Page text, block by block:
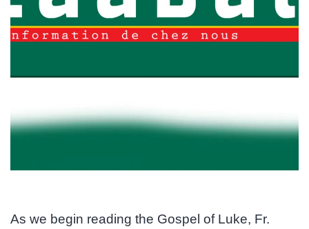
As we begin reading the Gospel of Luke, Fr.